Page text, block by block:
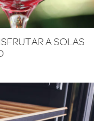
A SOLAS